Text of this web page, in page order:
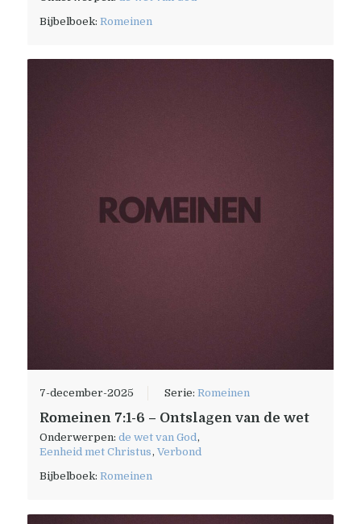
Bijbelboek:Romeinen
7-december-2025 Serie:Romeinen
Romeinen 7:1-6 – Ontslagen van de wet
Onderwerpen:de wet van God,
Eenheid met Christus,Verbond
Bijbelboek:Romeinen